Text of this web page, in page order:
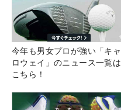
今年も男女プロが強い「キャ
ロウェイ」のニュース一覧は
こちら！